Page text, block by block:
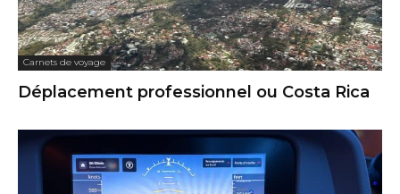
Carnets de voyage
Déplacement professionnel ou Costa Rica